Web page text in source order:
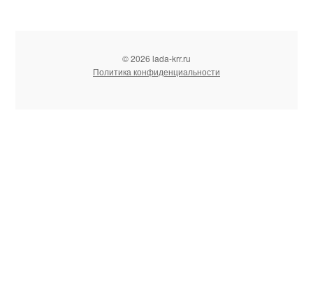
© 2026 lada-krr.ru
Политика конфиденциальности